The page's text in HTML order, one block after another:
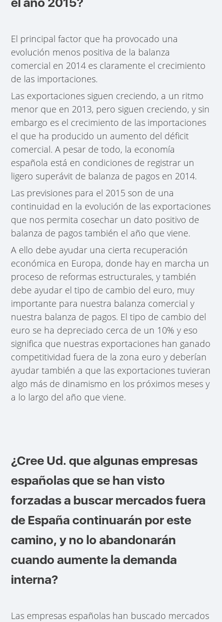
El principal factor que ha provocado una
evolución menos positiva de la balanza
comercial en 2014 es claramente el crecimiento
de las importaciones.
Las exportaciones siguen creciendo, a un ritmo
menor que en 2013, pero siguen creciendo, y sin
embargo es el crecimiento de las importaciones
el que ha producido un aumento del déficit
comercial. A pesar de todo, la economía
española está en condiciones de registrar un
ligero superávit de balanza de pagos en 2014.
Las previsiones para el 2015 son de una
continuidad en la evolución de las exportaciones
que nos permita cosechar un dato positivo de
balanza de pagos también el año que viene.
A ello debe ayudar una cierta recuperación
económica en Europa, donde hay en marcha un
proceso de reformas estructurales, y también
debe ayudar el tipo de cambio del euro, muy
importante para nuestra balanza comercial y
nuestra balanza de pagos. El tipo de cambio del
euro se ha depreciado cerca de un 10% y eso
significa que nuestras exportaciones han ganado
competitividad fuera de la zona euro y deberían
ayudar también a que las exportaciones tuvieran
algo más de dinamismo en los próximos meses y
a lo largo del año que viene.
¿Cree Ud. que algunas empresas
españolas que se han visto
forzadas a buscar mercados fuera
de España continuarán por este
camino, y no lo abandonarán
cuando aumente la demanda
interna?
Las empresas españolas han buscado mercados